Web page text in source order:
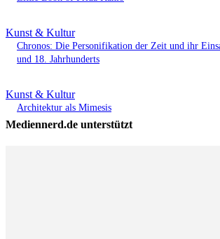
Kunst & Kultur
Chronos: Die Personifikation der Zeit und ihr
und 18. Jahrhunderts
Kunst & Kultur
Architektur als Mimesis
Mediennerd.de unterstützt